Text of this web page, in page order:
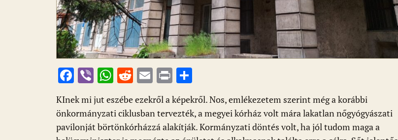
F
ac
e
b
Vi
b
er
W
h
at
s
R
d
di
E
m
ai
l
Pr
in
t
ss
za
m
KInek mi jut eszébe ezekről a képekről. Nos, emlékezetem szerint még a korábbi
önkormányzati ciklusban tervezték, a megyei kórház volt mára lakatlan nőgyógyászati
pavilonját börtönkórházzá alakítják. Kormányzati döntés volt, ha jól tudom maga a